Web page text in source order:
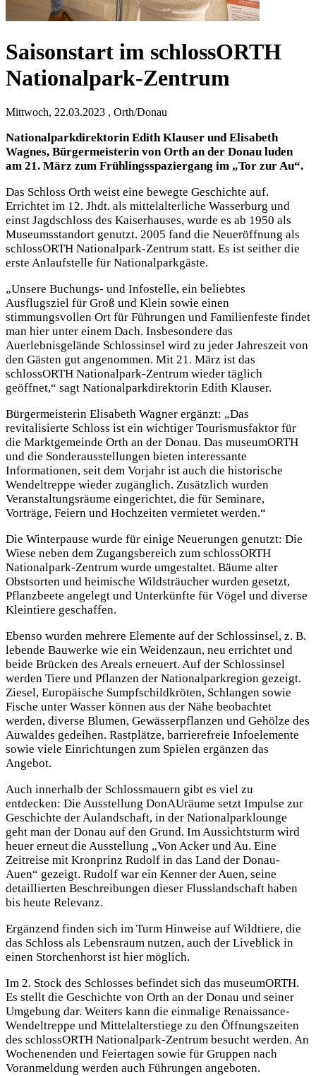
Saisonstart im schlossORTH
Nationalpark-Zentrum
Mittwoch, 22.03.2023 , Orth/Donau
Nationalparkdirektorin Edith Klauser und Elisabeth
Wagnes, Bürgermeisterin von Orth an der Donau luden
am 21. März zum Frühlingsspaziergang im „Tor zur Au“.
Das Schloss Orth weist eine bewegte Geschichte auf.
Errichtet im 12. Jhdt. als mittelalterliche Wasserburg und
einst Jagdschloss des Kaiserhauses, wurde es ab 1950 als
Museumsstandort genutzt. 2005 fand die Neueröffnung als
schlossORTH Nationalpark-Zentrum statt. Es ist seither die
erste Anlaufstelle für Nationalparkgäste.
„Unsere Buchungs- und Infostelle, ein beliebtes
Ausflugsziel für Groß und Klein sowie einen
stimmungsvollen Ort für Führungen und Familienfeste findet
man hier unter einem Dach. Insbesondere das
Auerlebnisgelände Schlossinsel wird zu jeder Jahreszeit von
den Gästen gut angenommen. Mit 21. März ist das
schlossORTH Nationalpark-Zentrum wieder täglich
geöffnet,“ sagt Nationalparkdirektorin Edith Klauser.
Bürgermeisterin Elisabeth Wagner ergänzt: „Das
revitalisierte Schloss ist ein wichtiger Tourismusfaktor für
die Marktgemeinde Orth an der Donau. Das museumORTH
und die Sonderausstellungen bieten interessante
Informationen, seit dem Vorjahr ist auch die historische
Wendeltreppe wieder zugänglich. Zusätzlich wurden
Veranstaltungsräume eingerichtet, die für Seminare,
Vorträge, Feiern und Hochzeiten vermietet werden.“
Die Winterpause wurde für einige Neuerungen genutzt: Die
Wiese neben dem Zugangsbereich zum schlossORTH
Nationalpark-Zentrum wurde umgestaltet. Bäume alter
Obstsorten und heimische Wildsträucher wurden gesetzt,
Pflanzbeete angelegt und Unterkünfte für Vögel und diverse
Kleintiere geschaffen.
Ebenso wurden mehrere Elemente auf der Schlossinsel, z. B.
lebende Bauwerke wie ein Weidenzaun, neu errichtet und
beide Brücken des Areals erneuert. Auf der Schlossinsel
werden Tiere und Pflanzen der Nationalparkregion gezeigt.
Ziesel, Europäische Sumpfschildkröten, Schlangen sowie
Fische unter Wasser können aus der Nähe beobachtet
werden, diverse Blumen, Gewässerpflanzen und Gehölze des
Auwaldes gedeihen. Rastplätze, barrierefreie Infoelemente
sowie viele Einrichtungen zum Spielen ergänzen das
Angebot.
Auch innerhalb der Schlossmauern gibt es viel zu
entdecken: Die Ausstellung DonAUräume setzt Impulse zur
Geschichte der Aulandschaft, in der Nationalparklounge
geht man der Donau auf den Grund. Im Aussichtsturm wird
heuer erneut die Ausstellung „Von Acker und Au. Eine
Zeitreise mit Kronprinz Rudolf in das Land der Donau-
Auen“ gezeigt. Rudolf war ein Kenner der Auen, seine
detaillierten Beschreibungen dieser Flusslandschaft haben
bis heute Relevanz.
Ergänzend finden sich im Turm Hinweise auf Wildtiere, die
das Schloss als Lebensraum nutzen, auch der Liveblick in
einen Storchenhorst ist hier möglich.
Im 2. Stock des Schlosses befindet sich das museumORTH.
Es stellt die Geschichte von Orth an der Donau und seiner
Umgebung dar. Weiters kann die einmalige Renaissance-
Wendeltreppe und Mittelalterstiege zu den Öffnungszeiten
des schlossORTH Nationalpark-Zentrum besucht werden. An
Wochenenden und Feiertagen sowie für Gruppen nach
Voranmeldung werden auch Führungen angeboten.